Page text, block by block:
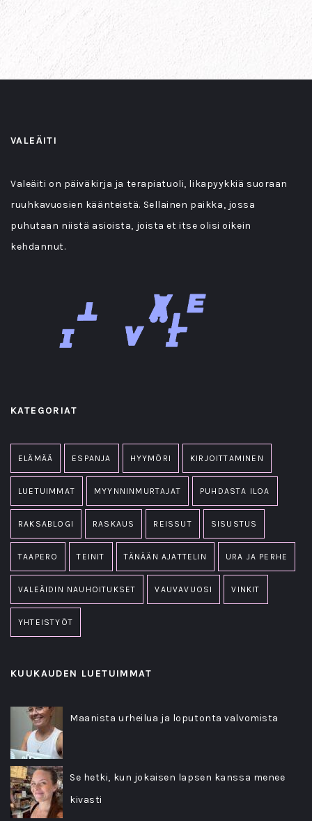
PREV
VALEÄITI
Valeäiti on päiväkirja ja terapiatuoli, likapyykkiä suoraan
ruuhkavuosien käänteistä. Sellainen paikka, jossa
puhutaan niistä asioista, joista et itse olisi oikein
kehdannut.
KATEGORIAT
ELÄMÄÄ ESPANJA HYYMÖRI KIRJOITTAMINEN
LUETUIMMAT MYYNNINMURTAJAT PUHDASTA ILOA
RAKSABLOGI RASKAUS REISSUT SISUSTUS
TAAPERO TEINIT TÄNÄÄN AJATTELIN URA JA PERHE
VALEÄIDIN NAUHOITUKSET VAUVAVUOSI VINKIT
YHTEISTYÖT
KUUKAUDEN LUETUIMMAT
Maanista urheilua ja loputonta valvomista
Se hetki, kun jokaisen lapsen kanssa menee
kivasti